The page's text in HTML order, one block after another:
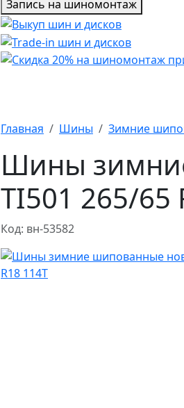
Запись на шиномонтаж
Главная Шины Зимние
Шины
TI501 265/65
Код: вн-53582